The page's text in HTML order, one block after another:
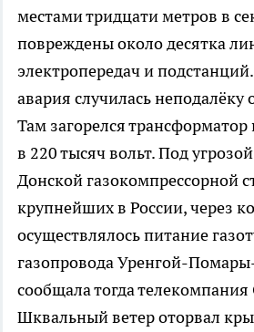
местами тридцати метров в
повреждены около десятка
электропередач и
авария случилась неподалёку
Там загорелся
в 220 тысяч вольт. Под
Донской газокомпрессорной
крупнейших в России, через
осуществлялось питание
газопровода Уренгой-
сообщала тогда телекомпания
Шквальный ветер оторвал